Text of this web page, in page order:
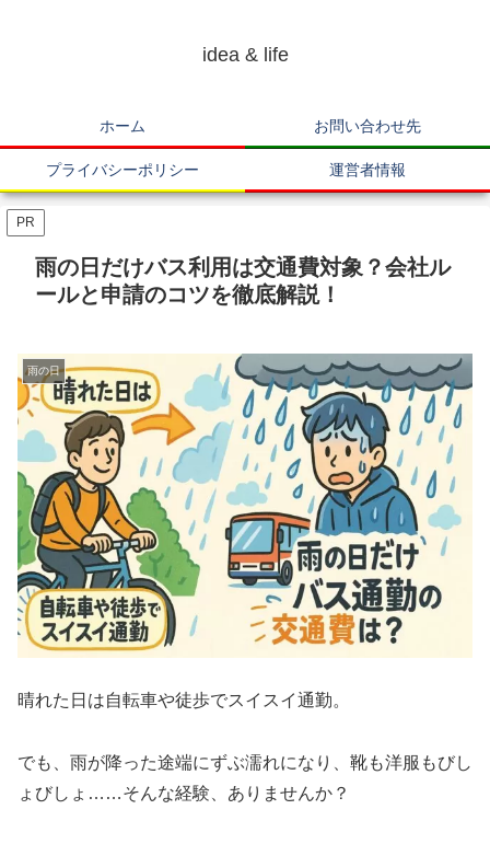
idea & life
ホーム お問い合わせ先
プライバシーポリシー 運営者情報
PR
雨の日だけバス利用は交通費対象？会社ル
ールと申請のコツを徹底解説！
雨の日
晴れた日は自転車や徒歩でスイスイ通勤。
でも、雨が降った途端にずぶ濡れになり、靴も洋服もびし
ょびしょ……そんな経験、ありませんか？